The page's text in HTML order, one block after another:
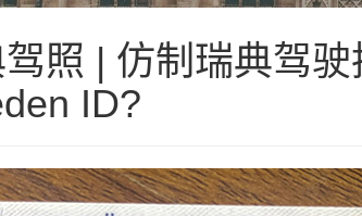
照 | 仿制瑞典驾
ID?